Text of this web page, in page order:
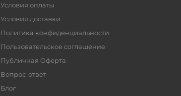
Условия оплаты
Условия доставки
Политика конфиденциальности
Пользовательское соглашение
Публичная Оферта
Вопрос-ответ
Блог